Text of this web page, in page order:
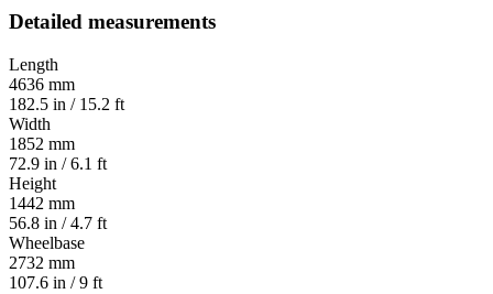
Detailed measurements
Length
4636 mm
182.5 in / 15.2 ft
Width
1852 mm
72.9 in / 6.1 ft
Height
1442 mm
56.8 in / 4.7 ft
Wheelbase
2732 mm
107.6 in / 9 ft